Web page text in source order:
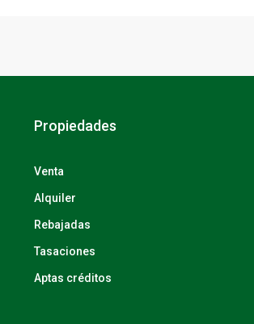
Propiedades
Venta
Alquiler
Rebajadas
Tasaciones
Aptas créditos